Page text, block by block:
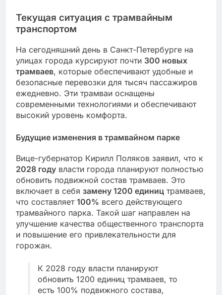
Текущая ситуация с трамвайным
транспортом
На сегодняшний день в Санкт-Петербурге на
улицах города курсируют почти 300 новых
трамваев, которые обеспечивают удобные и
безопасные перевозки для тысяч пассажиров
ежедневно. Эти трамваи оснащены
современными технологиями и обеспечивают
высокий уровень комфорта.
Будущие изменения в трамвайном парке
Вице-губернатор Кирилл Поляков заявил, что к
2028 году власти города планируют полностью
обновить подвижной состав трамваев. Это
включает в себя замену 1200 единиц трамваев,
что составляет 100% всего действующего
трамвайного парка. Такой шаг направлен на
улучшение качества общественного транспорта
и повышение его привлекательности для
горожан.
К 2028 году власти планируют
обновить 1200 единиц трамваев, то
есть 100% подвижного состава,